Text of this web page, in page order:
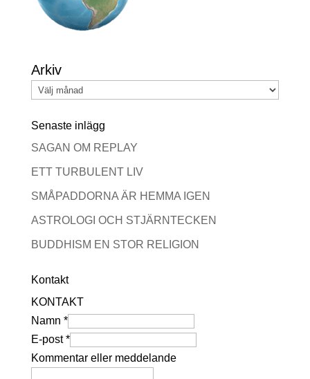
Arkiv
Senaste inlägg
SAGAN OM REPLAY
ETT TURBULENT LIV
SMÅPADDORNA ÄR HEMMA IGEN
ASTROLOGI OCH STJÄRNTECKEN
BUDDHISM EN STOR RELIGION
Kontakt
KONTAKT
Namn *
m
e
E-post*
Kommentar eller meddelande